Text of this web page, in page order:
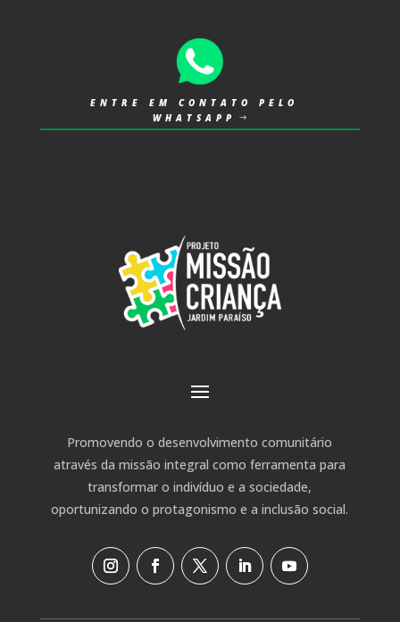
ENTRE EM CONTATO PELO
WHATSAPP
Promovendo o desenvolvimentocomunitário
através damissão integral como ferramentapara
transformaro indivíduo e a sociedade,
oportunizandoo protagonismo e ainclusão social.